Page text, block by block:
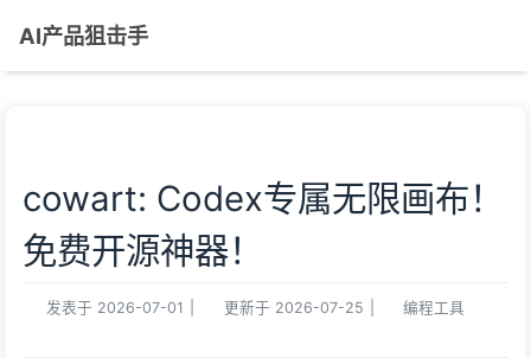
AI产品狙击手
cowart: Codex专属无限画布！
免费开源神器！
发表于 2026-07-01 更新于 2026-07-25 编程工具